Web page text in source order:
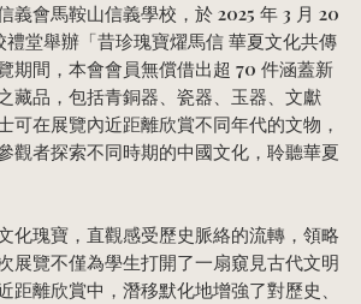
義會馬鞍山信義學校，於 2025 年 3 月 20
禮堂舉辦「昔珍瑰寶燿馬信 華夏文化共傳
期間，本會會員無償借出超 70 件涵蓋新
藏品，包括青銅器、瓷器、玉器、文獻
可在展覽內近距離欣賞不同年代的文物，
觀者探索不同時期的中國文化，聆聽華夏
化瑰寶，直觀感受歷史脈絡的流轉，領略
展覽不僅為學生打開了一扇窺見古代文明
距離欣賞中，潛移默化地增強了對歷史、